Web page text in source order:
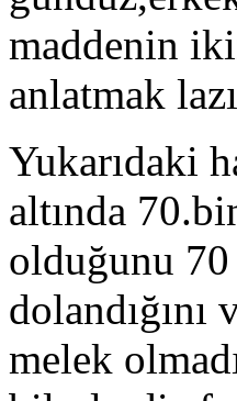
maddenin
anlatmak
Yukarıdaki
altında
olduğunu
melek